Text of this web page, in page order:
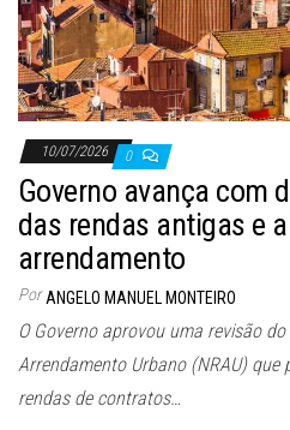
10/07/2026 0
Governo avança com
das rendas antigas e
arrendamento
Por ANGELO MANUEL MONTEIRO
O Governo aprovou uma revisão
Arrendamento Urbano (NRAU) que
rendas de contratos…